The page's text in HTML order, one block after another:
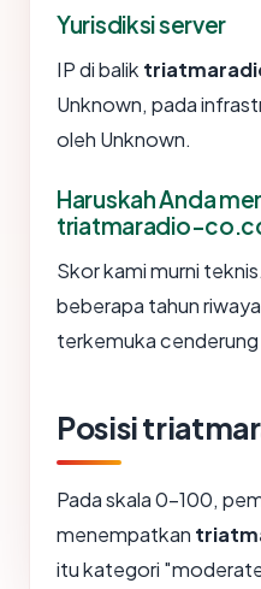
Yurisdiksi server
IP di balik
Unknown, pada
oleh Unknown.
Haruskah Anda
triatmaradio-
Skor kami murni
beberapa tahun
terkemuka
Posisi
Pada skala 0-100,
menempatkan
itu kategori